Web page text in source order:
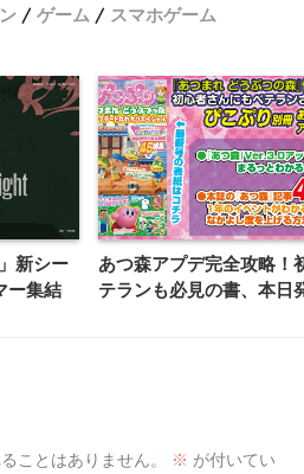
ゲーム スマホゲーム
新シー
ー集結
あつ森アプデ完全攻略！
テランも必見の書、本日
ことはありません。 ※ が付いてい